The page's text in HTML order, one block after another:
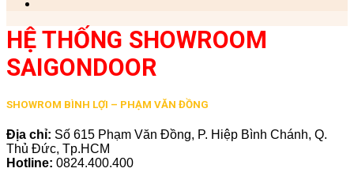
HỆ THỐNG SHOWROOM
SAIGONDOOR
SHOWROM BÌNH LỢI – PHẠM VĂN ĐỒNG
Địa chỉ: Số 615 Phạm Văn Đồng, P. Hiệp Bình Chánh, Q.
Thủ Đức, Tp.HCM
Hotline: 0824.400.400